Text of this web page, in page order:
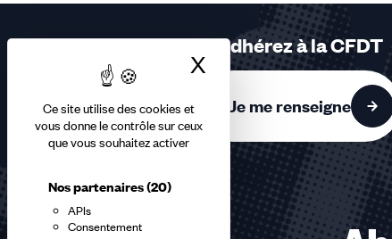
Ce site utilise des cookies et
vous donne le contrôle sur ceux
que vous souhaitez activer
Nos partenaires(20)
APIs
Consentement
X Masquer le
accessibles
Adhérez à la CFDT
Je me renseigne